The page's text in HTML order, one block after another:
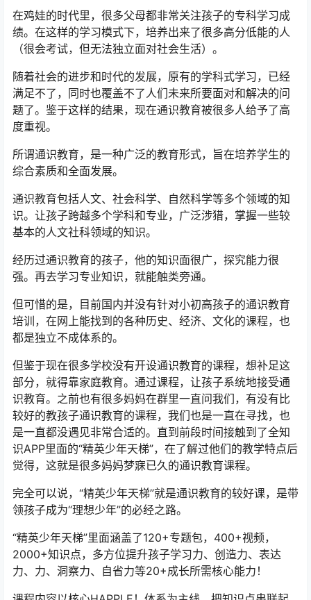
在鸡娃的时代里，很多父母都非常关注孩子的专科学习成
绩。在这样的学习模式下，培养出来了很多高分低能的人
（很会考试，但无法独立面对社会生活）。
随着社会的进步和时代的发展，原有的学科式学习，已经
满足不了，同时也覆盖不了人们未来所要面对和解决的问
题了。鉴于这样的结果，现在通识教育被很多人给予了高
度重视。
所谓通识教育，是一种广泛的教育形式，旨在培养学生的
综合素质和全面发展。
通识教育包括人文、社会科学、自然科学等多个领域的知
识。让孩子跨越多个学科和专业，广泛涉猎，掌握一些较
基本的人文社科领域的知识。
经历过通识教育的孩子，他的知识面很广，探究能力很
强。再去学习专业知识，就能触类旁通。
但可惜的是，目前国内并没有针对小初高孩子的通识教育
培训，在网上能找到的各种历史、经济、文化的课程，也
都是独立不成体系的。
但鉴于现在很多学校没有开设通识教育的课程，想补足这
部分，就得靠家庭教育。通过课程，让孩子系统地接受通
识教育。之前也有很多妈妈在群里一直问我们，有没有比
较好的教孩子通识教育的课程，我们也是一直在寻找，也
是一直都没遇见非常合适的。直到前段时间接触到了全知
识APP里面的“精英少年天梯”，在了解过他们的教学特点后
觉得，这就是很多妈妈梦寐已久的通识教育课程。
完全可以说，“精英少年天梯”就是通识教育的较好课，是带
领孩子成为“理想少年”的必经之路。
“精英少年天梯”里面涵盖了120+专题包，400+视频，
2000+知识点，多方位提升孩子学习力、创造力、表达
力、力、洞察力、自省力等20+成长所需核心能力！